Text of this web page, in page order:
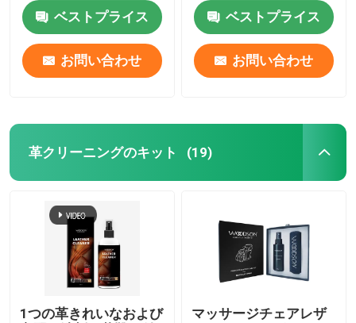
ベストプライス
お問い合わせ
ベストプライス
お問い合わせ
革クリーニングのキット (19)
1つの革きれいなおよび
マッサージチェアレザ